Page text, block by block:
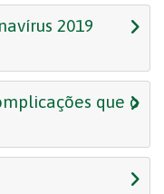
2019
que o